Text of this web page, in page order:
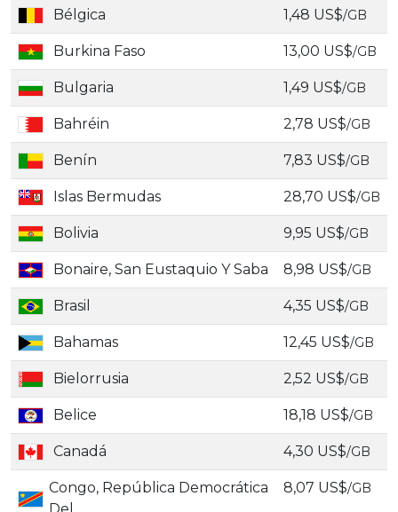
Bélgica 1,48 US$/GB
Burkina Faso 13,00 US$/GB
Bulgaria 1,49 US$/GB
Bahréin 2,78 US$/GB
Benín 7,83 US$/GB
Islas Bermudas 28,70 US$/GB
Bolivia 9,95 US$/GB
Bonaire, San Eustaquio Y Saba 8,98 US$/GB
Brasil 4,35 US$/GB
Bahamas 12,45 US$/GB
Bielorrusia 2,52 US$/GB
Belice 18,18 US$/GB
Canadá 4,30 US$/GB
Congo, República Democrática
8,07 US$/GB